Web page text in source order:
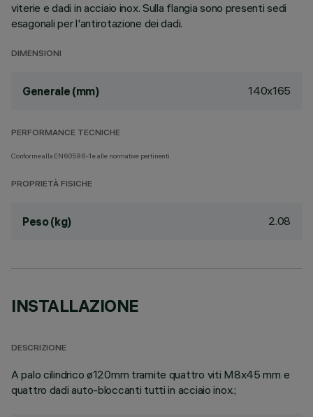
viterie e dadi in acciaio inox. Sulla flangia sono presenti sedi
esagonali per l'antirotazione dei dadi.
DIMENSIONI
Generale (mm) 140x165
PERFORMANCE TECNICHE
Conforme alla EN60598-1 e alle normative pertinenti.
PROPRIETÀ FISICHE
Peso (kg) 2.08
INSTALLAZIONE
DESCRIZIONE
A palo cilindrico ø120mm tramite quattro viti M8x45 mm e
quattro dadi auto-bloccanti tutti in acciaio inox.;